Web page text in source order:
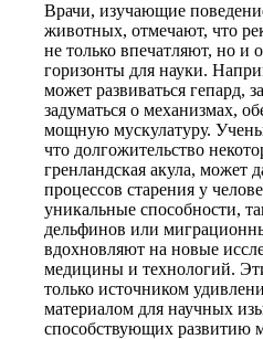
Врачи, изучающие
животных, отмечают, что
не только впечатляют, но и
горизонты для науки.
может развиваться гепард,
задуматься о механизмах,
мощную мускулатуру.
что долгожительство
гренландская акула, может
процессов старения у
уникальные способности,
дельфинов или
вдохновляют на новые
медицины и технологий.
только источником
материалом для научных
способствующих развитию